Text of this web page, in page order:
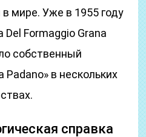
в мире. Уже в 1955 году
Formaggio Grana
собственный
Padano» в нескольких
справка